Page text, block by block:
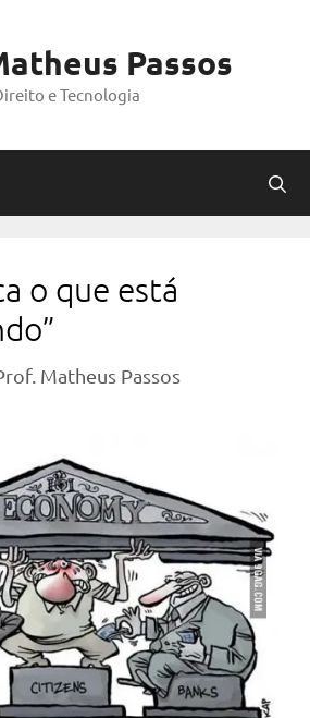
Passos
e Tecnologia
o que está
Matheus Passos